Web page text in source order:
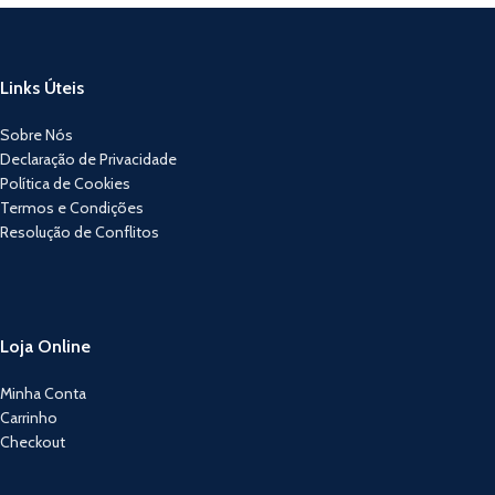
Links Úteis
Sobre Nós
Declaração de Privacidade
Política de Cookies
Termos e Condições
Resolução de Conflitos
Loja Online
Minha Conta
Carrinho
Checkout